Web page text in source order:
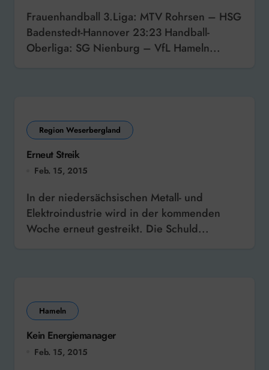
Frauenhandball 3.Liga: MTV Rohrsen – HSG
Badenstedt-Hannover 23:23 Handball-
Oberliga: SG Nienburg – VfL Hameln...
Region Weserbergland
Erneut Streik
Feb. 15, 2015
In der niedersächsischen Metall- und
Elektroindustrie wird in der kommenden
Woche erneut gestreikt. Die Schuld...
Hameln
Kein Energiemanager
Feb. 15, 2015